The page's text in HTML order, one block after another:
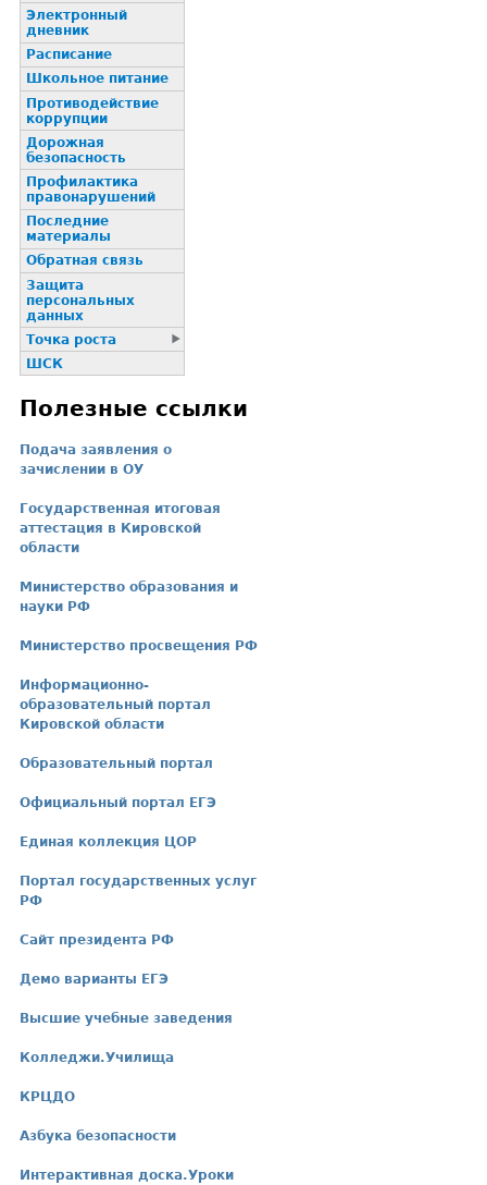
Электронный
дневник
Расписание
Школьное питание
Пpотиводействие
коppупции
Дорожная
безопасность
Профилактика
пpaвонаpушений
Последние
материалы
Обратная связь
Защита
персональных
данных
Точка роста
ШСК
Полезные ссылки
Подача заявления о
зачислении в ОУ
Государственная итоговая
аттестация в Кировской
области
Министерство образования и
науки РФ
Министерство просвещения РФ
Информационно-
образовательный портал
Кировской области
Образовательный портал
Официальный портал ЕГЭ
Единая коллекция ЦОР
Портал государственных услуг
РФ
Сайт президента РФ
Демо варианты ЕГЭ
Высшие учебные заведения
Колледжи.Училища
КРЦДО
Азбука безопасности
Интерактивная доска.Уроки